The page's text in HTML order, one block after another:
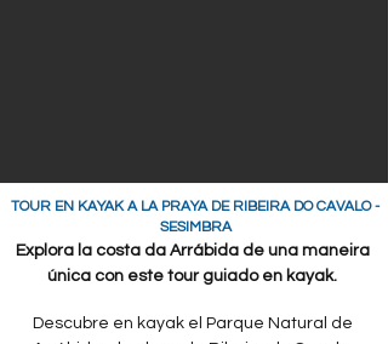
TOUR EN KAYAK A LA PRAYA DE RIBEIRA DO CAVALO -
SESIMBRA
Explora la costa da Arrábida de una maneira
única con este tour guiado en kayak.
Descubre en kayak el Parque Natural de